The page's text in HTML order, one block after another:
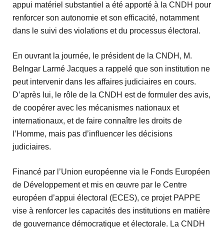
appui matériel substantiel a été apporté à la CNDH pour
renforcer son autonomie et son efficacité, notamment
dans le suivi des violations et du processus électoral.
En ouvrant la journée, le président de la CNDH, M.
Belngar Larmé Jacques a rappelé que son institution ne
peut intervenir dans les affaires judiciaires en cours.
D’après lui, le rôle de la CNDH est de formuler des avis,
de coopérer avec les mécanismes nationaux et
internationaux, et de faire connaître les droits de
l’Homme, mais pas d’influencer les décisions
judiciaires.
Financé par l’Union européenne via le Fonds Européen
de Développement et mis en œuvre par le Centre
européen d’appui électoral (ECES), ce projet PAPPE
vise à renforcer les capacités des institutions en matière
de gouvernance démocratique et électorale. La CNDH